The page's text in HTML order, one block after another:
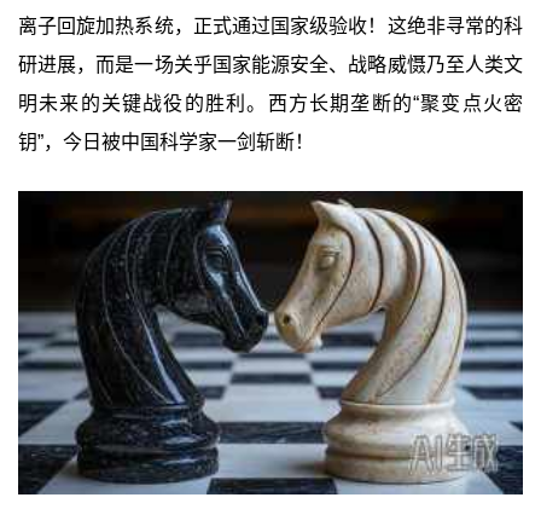
离子回旋加热系统，正式通过国家级验收！这绝非寻常的科
研进展，而是一场关乎国家能源安全、战略威慑乃至人类文
明未来的关键战役的胜利。西方长期垄断的“聚变点火密
钥”，今日被中国科学家一剑斩断！